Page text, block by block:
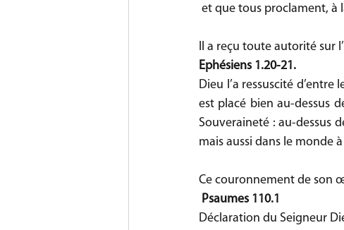
et que tous proclament, à
Il a reçu toute autorité sur
Ephésiens 1.20-21.
Dieu l’a ressuscité
est placé bien au-dessus
Souveraineté : au-dessus
mais aussi dans le monde
Ce couronnement de son
Psaumes 110.1
Déclaration du Seigneur